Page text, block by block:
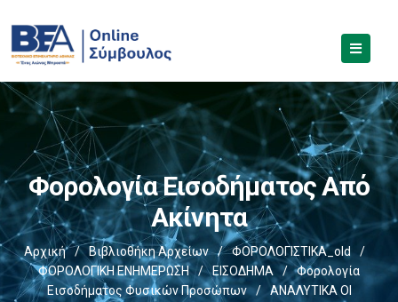
Φορολογία Εισοδήματος Από
Ακίνητα
Αρχική / Βιβλιοθήκη Αρχείων / ΦΟΡΟΛΟΓΙΣΤΙΚΑ_old
/
ΦΟΡΟΛΟΓΙΚΗ ΕΝΗΜΕΡΩΣΗ
/ ΕΙΣΟΔΗΜΑ /
Φορολογία
Εισοδήματος Φυσικών Προσώπων
/
ΑΝΑΛΥΤΙΚΑ ΟΙ